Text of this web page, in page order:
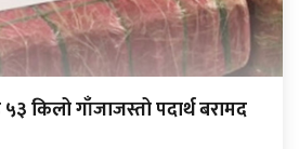
किलो गाँजाजस्तो पदार्थ बरामद